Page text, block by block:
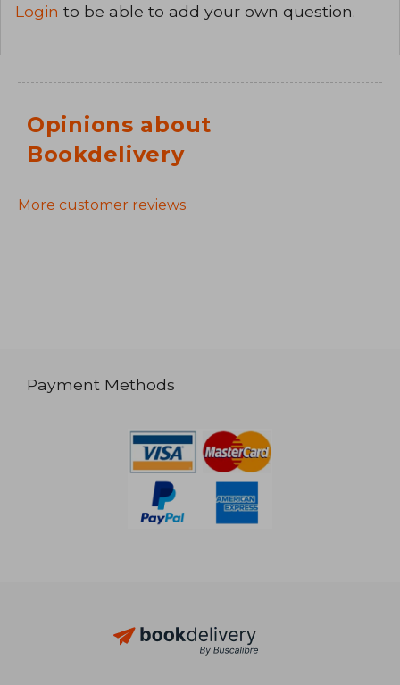
Login to be able to add your own question.
Opinions about
Bookdelivery
More customer reviews
Payment Methods